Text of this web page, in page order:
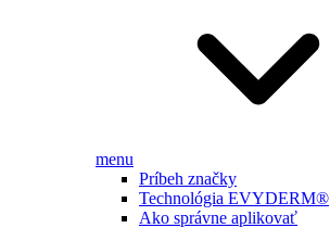
menu
Príbeh značky
Technológia EVYDERM®
Ako správne aplikovať